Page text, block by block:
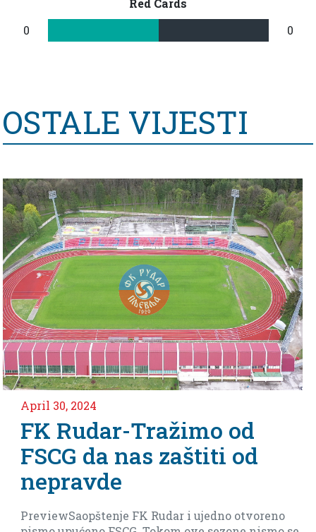
Red Cards
0
0
OSTALE VIJESTI
30, 2024
Rudar-Tražimo od
da nas zaštiti od
FK Rudar i ujedno otvoreno